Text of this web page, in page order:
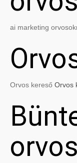
ai marketing
Orvos kereső Orvos